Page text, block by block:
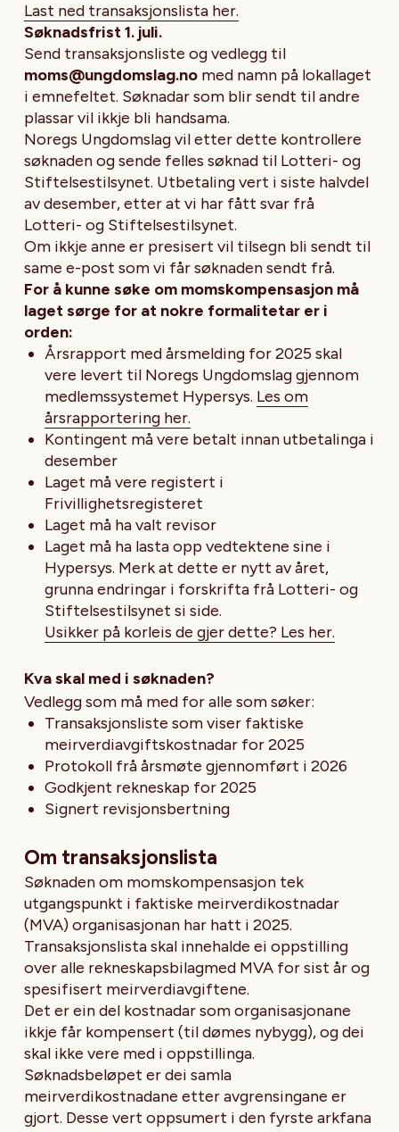
Last ned transaksjonslista her.
Søknadsfrist 1. juli.
Send transaksjonsliste og vedlegg til
moms@ungdomslag.no med namn på lokallaget
i emnefeltet. Søknadar som blir sendt til andre
plassar vil ikkje bli handsama.
Noregs Ungdomslag vil etter dette kontrollere
søknaden og sende felles søknad til Lotteri- og
Stiftelsestilsynet. Utbetaling vert i siste halvdel
av desember, etter at vi har fått svar frå
Lotteri- og Stiftelsestilsynet.
Om ikkje anne er presisert vil tilsegn bli sendt til
same e-post som vi får søknaden sendt frå.
For å kunne søke om momskompensasjon må
laget sørge for at nokre formalitetar er i
orden:
Årsrapport med årsmelding for 2025 skal
vere levert til Noregs Ungdomslag gjennom
medlemssystemet Hypersys. Les om
årsrapportering her.
Kontingent må vere betalt innan utbetalinga i
desember
Laget må vere registert i
Frivillighetsregisteret
Laget må ha valt revisor
Laget må ha lasta opp vedtektene sine i
Hypersys. Merk at dette er nytt av året,
grunna endringar i forskrifta frå Lotteri- og
Stiftelsestilsynet si side.
Usikker på korleis de gjer dette? Les her.
Kva skal med i søknaden?
Vedlegg som må med for alle som søker:
Transaksjonsliste som viser faktiske
meirverdiavgiftskostnadar for 2025
Protokoll frå årsmøte gjennomført i 2026
Godkjent rekneskap for 2025
Signert revisjonsbertning
Om transaksjonslista
Søknaden om momskompensasjon tek
utgangspunkt i faktiske meirverdikostnadar
(MVA) organisasjonan har hatt i 2025.
Transaksjonslista skal innehalde ei oppstilling
over alle rekneskapsbilagmed MVA for sist år og
spesifisert meirverdiavgiftene.
Det er ein del kostnadar som organisasjonane
ikkje får kompensert (til dømes nybygg), og dei
skal ikke vere med i oppstillinga.
Søknadsbeløpet er dei samla
meirverdikostnadane etter avgrensingane er
gjort. Desse vert oppsumert i den fyrste arkfana